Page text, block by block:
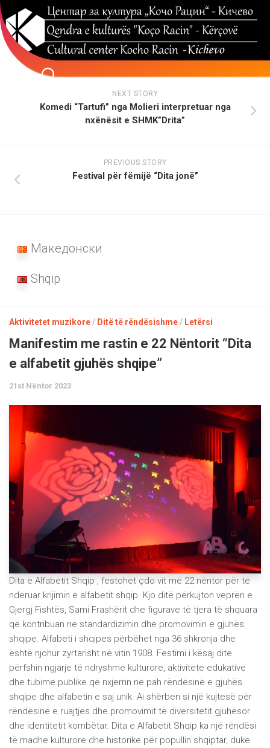
Skip
to
content
NEXT STORY
Komedi “Tartufi” nga Molieri interpretuar nga
nxënësit e SHMK”Drita”
PREVIOUS STORY
Festival për fëmijë “Dita jonë”
Македонски
Shqip
Aktivitetet muzikore/ Ditë të rëndësishme/ Letërsi
Manifestim me rastin e 22 Nëntorit “Dita
e alfabetit gjuhës shqipe”
21st Nëntor 2023
Dita e Alfabetit Shqip , festohet çdo vit më 22 nëntor për të
nderuar krijimin e alfabetit shqip. Kjo ditë përkujton veprën e
Gjergj Fishtës, Sami Frashërit dhe figurave të tjera të shquara
që kontribuan në standardizimin dhe promovimin e gjuhës
shqipe. Alfabeti i shqipes përbëhet nga 36 shkronja dhe
është njohur zyrtarisht në vitin 1908. Festimi i kësaj dite
përfshin ngjarje të ndryshme kulturore, aktivitete edukative
dhe tubime publike që nxjerrin në pah rëndësinë e gjuhës
shqipe dhe alfabetin e saj unik. Ai shërben si një kujtesë për
rëndësinë e ruajtjes dhe promovimit të diversitetit gjuhësor
dhe identitetit kombëtar. Dita e Alfabetit Shqip ka një rëndësi
të madhe kulturore dhe historike për popullin shqiptar, duke